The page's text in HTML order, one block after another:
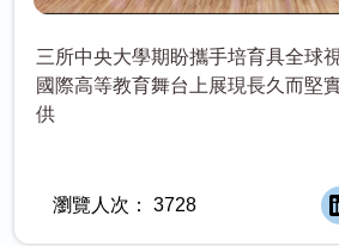
三所中央大學期盼攜手培育具全球
國際高等教育舞台上展現長久而堅
供
瀏覽人次： 3728